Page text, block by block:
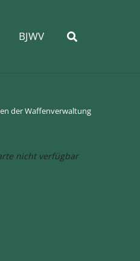
BJWV
der Waffenverwaltung
nicht verfügbar